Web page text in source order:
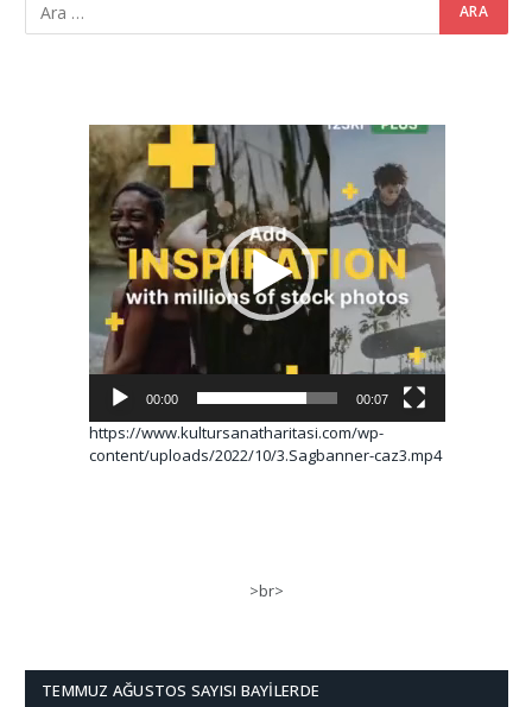
Video
oynatıcı
00:00 00:07
https://www.kultursanatharitasi.com/wp-
content/uploads/2022/10/3.Sagbanner-caz3.mp4
>br>
TEMMUZ AĞUSTOS SAYISI BAYILERDE